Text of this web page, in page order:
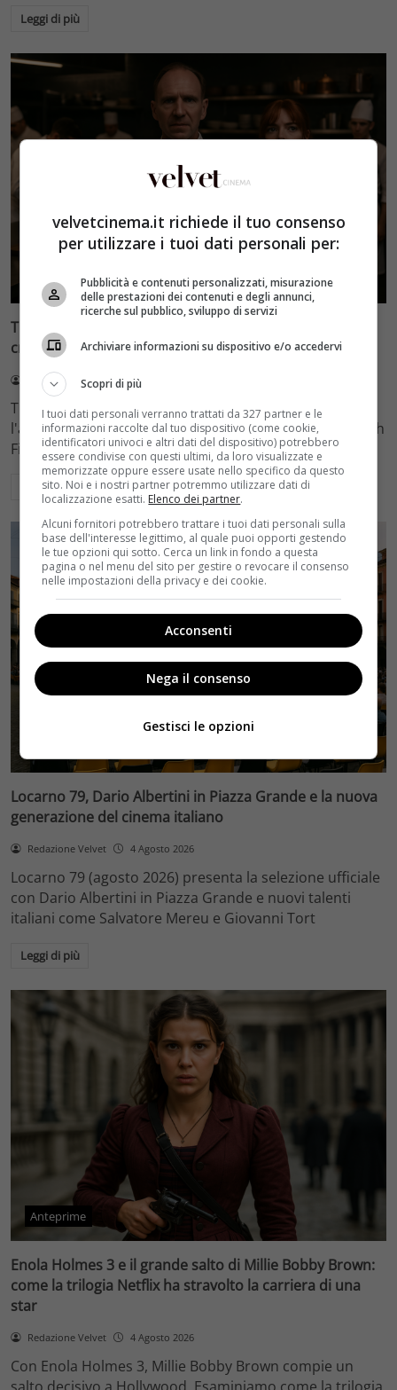
Leggi di più
Recensioni
The Menu, il thriller di Anya Taylor-Joy e Ralph Fiennes
critica l’alta cucina su Netflix
Redazione Velvet 5 Agosto 2026
The Menu è un thriller d'autore su Netflix che critica
l'alta cucina e il capitalismo. Con Anya Taylor-Joy e Ralph
Fiennes, il film di Mark Mylod trasforma un ristorante
Leggi di più
Locarno 79, Dario Albertini in Piazza Grande e la nuova
generazione del cinema italiano
Redazione Velvet 4 Agosto 2026
Locarno 79 (agosto 2026) presenta la selezione ufficiale
con Dario Albertini in Piazza Grande e nuovi talenti
italiani come Salvatore Mereu e Giovanni Tort
Leggi di più
Anteprime
Enola Holmes 3 e il grande salto di Millie Bobby Brown:
come la trilogia Netflix ha stravolto la carriera di una
star
Redazione Velvet 4 Agosto 2026
Con Enola Holmes 3, Millie Bobby Brown compie un
velvetcinema.it richiede il tuo consenso
per utilizzare i tuoi dati personali per:
Pubblicità e contenuti personalizzati, misurazione
delle prestazioni dei contenuti e degli annunci,
ricerche sul pubblico, sviluppo di servizi
Archiviare informazioni su dispositivo e/o accedervi
Scopri di più
I tuoi dati personali verranno trattati da 327 partner e le
informazioni raccolte dal tuo dispositivo (come cookie,
identificatori univoci e altri dati del dispositivo) potrebbero
essere condivise con questi ultimi, da loro visualizzate e
memorizzate oppure essere usate nello specifico da questo
sito. Noi e i nostri partner potremmo utilizzare dati di
localizzazione esatti. Elenco dei partner.
Alcuni fornitori potrebbero trattare i tuoi dati personali sulla
base dell'interesse legittimo, al quale puoi opporti gestendo
le tue opzioni qui sotto. Cerca un link in fondo a questa
pagina o nel menu del sito per gestire o revocare il consenso
nelle impostazioni della privacy e dei cookie.
Acconsenti
Nega il consenso
Gestisci le opzioni